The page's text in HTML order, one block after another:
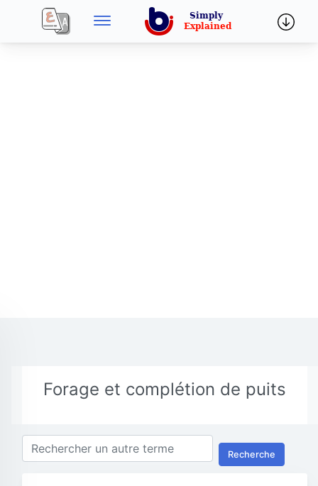
Forage et complétion de puits
Recherche